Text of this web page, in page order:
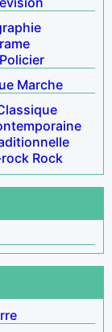
Policier
Marche
Rock